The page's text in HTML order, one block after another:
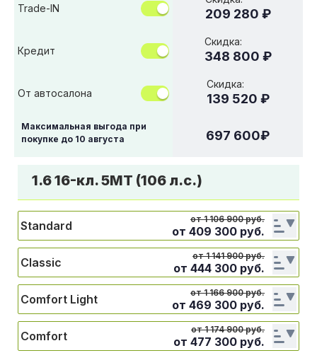
Trade-IN 209 280 ₽
Кредит
Скидка:
348 800 ₽
От автосалона
Скидка:
139 520 ₽
Максимальная выгода при
покупке до 10 августа 697 600₽
1.6 16-кл. 5МТ (106 л.с.)
Standard от 1 106 900 руб.
от 409 300 руб.
Classic от 1 141 900 руб.
от 444 300 руб.
Comfort Light от 1 166 900 руб.
от 469 300 руб.
Comfort от 1 174 900 руб.
от 477 300 руб.